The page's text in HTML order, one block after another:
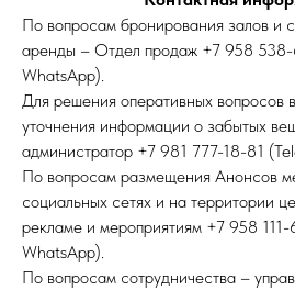
По вопросам бронирования залов и
аренды – Отдел продаж +7 958
WhatsApp).
Для решения оперативных вопросов
уточнения информации о забытых
администратор +7 981 777-18-81
По вопросам размещения Анонсов
социальных сетях и на территории
рекламе и мероприятиям +7 958
WhatsApp).
По вопросам сотрудничества –